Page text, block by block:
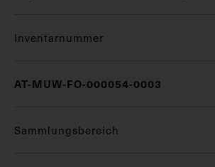
Inventarnummer
AT-MUW-FO-000054-0003
Sammlungsbereich